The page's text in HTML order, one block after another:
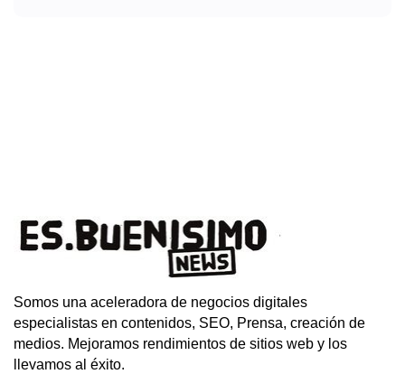
Somos una aceleradora de negocios digitales
especialistas en contenidos, SEO, Prensa, creación de
medios. Mejoramos rendimientos de sitios web y los
llevamos al éxito.